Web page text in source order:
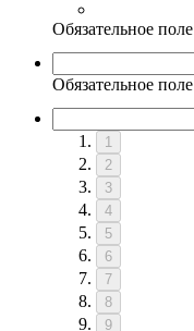
Обязательное поле
Обязательное поле
1
2
3
4
5
6
7
8
9